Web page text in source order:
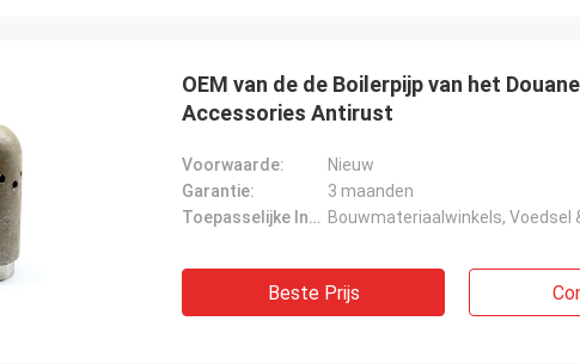
OEM van de de Boilerpijp van het
Accessories Antirust
Voorwaarde:
Nieuw
Garantie:
3 maanden
Toepasselijke Industrie: Bouwmateriaalwinkels, Voedsel
Beste Prijs